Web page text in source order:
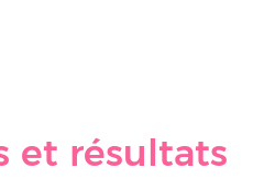
et résultats